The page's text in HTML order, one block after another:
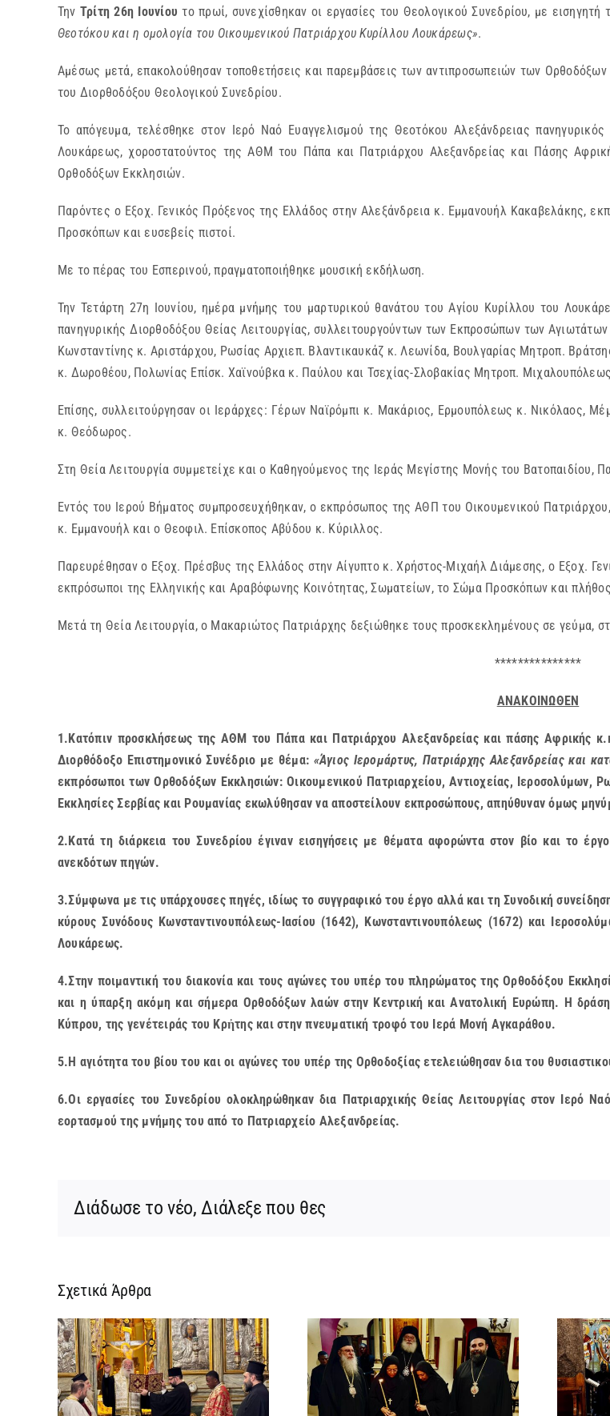
Την Τρίτη 26η Ιουνίου το πρωί, συνεχίσθηκαν οι εργασίες του Θεολογικού Συνεδρίου, με
Θεοτόκου και η ομολογία του Οικουμενικού Πατριάρχου Κυρίλλου Λουκάρεως».
Αμέσως μετά, επακολούθησαν τοποθετήσεις και παρεμβάσεις των αντιπροσωπειών των
του Διορθοδόξου Θεολογικού Συνεδρίου.
Το απόγευμα, τελέσθηκε στον Ιερό Ναό Ευαγγελισμού της Θεοτόκου Αλεξάνδρειας
Λουκάρεως, χοροστατούντος της ΑΘΜ του Πάπα και Πατριάρχου Αλεξανδρείας και Πάσης
Ορθοδόξων Εκκλησιών.
Παρόντες ο Εξοχ. Γενικός Πρόξενος της Ελλάδος στην Αλεξάνδρεια κ. Εμμανουήλ Κακαβελάκης,
Προσκόπων και ευσεβείς πιστοί.
Με το πέρας του Εσπερινού, πραγματοποιήθηκε μουσική εκδήλωση.
Την Τετάρτη 27η Ιουνίου, ημέρα μνήμης του μαρτυρικού θανάτου του Αγίου Κυρίλλου του
πανηγυρικής Διορθοδόξου Θείας Λειτουργίας, συλλειτουργούντων των Εκπροσώπων των
Κωνσταντίνης κ. Αριστάρχου, Ρωσίας Αρχιεπ. Βλαντικαυκάζ κ. Λεωνίδα, Βουλγαρίας Μητροπ.
κ. Δωροθέου, Πολωνίας Επίσκ. Χαϊνούβκα κ. Παύλου και Τσεχίας-Σλοβακίας Μητροπ.
Επίσης, συλλειτούργησαν οι Ιεράρχες: Γέρων Ναϊρόμπι κ. Μακάριος, Ερμουπόλεως κ. Νικόλαος,
κ. Θεόδωρος.
Στη Θεία Λειτουργία συμμετείχε και ο Καθηγούμενος της Ιεράς Μεγίστης Μονής του Βατοπαιδίου,
Εντός του Ιερού Βήματος συμπροσευχήθηκαν, ο εκπρόσωπος της ΑΘΠ του Οικουμενικού
κ. Εμμανουήλ και ο Θεοφιλ. Επίσκοπος Αβύδου κ. Κύριλλος.
Παρευρέθησαν ο Εξοχ. Πρέσβυς της Ελλάδος στην Αίγυπτο κ. Χρήστος-Μιχαήλ Διάμεσης, ο Εξοχ.
εκπρόσωποι της Ελληνικής και Αραβόφωνης Κοινότητας, Σωματείων, το Σώμα Προσκόπων και
Μετά τη Θεία Λειτουργία, ο Μακαριώτος Πατριάρχης δεξιώθηκε τους προσκεκλημένους σε γεύμα,
***************
ΑΝΑΚΟΙΝΩΘΕΝ
1.Κατόπιν προσκλήσεως της ΑΘΜ του Πάπα και Πατριάρχου Αλεξανδρείας και πάσης Αφρικής
Διορθόδοξο Επιστημονικό Συνέδριο με θέμα: «Άγιος Ιερομάρτυς, Πατριάρχης Αλεξανδρείας και
εκπρόσωποι των Ορθοδόξων Εκκλησιών: Οικουμενικού Πατριαρχείου, Αντιοχείας, Ιεροσολύμων,
Εκκλησίες Σερβίας και Ρουμανίας εκωλύθησαν να αποστείλουν εκπροσώπους, απηύθυναν όμως
2.Κατά τη διάρκεια του Συνεδρίου έγιναν εισηγήσεις με θέματα αφορώντα στον βίο και το
ανεκδότων πηγών.
3.Σύμφωνα με τις υπάρχουσες πηγές, ιδίως το συγγραφικό του έργο αλλά και τη Συνοδική
κύρους Συνόδους Κωνσταντινουπόλεως-Ιασίου (1642), Κωνσταντινουπόλεως (1672) και
Λουκάρεως.
4.Στην ποιμαντική του διακονία και τους αγώνες του υπέρ του πληρώματος της Ορθοδόξου
και η ύπαρξη ακόμη και σήμερα Ορθοδόξων λαών στην Κεντρική και Ανατολική Ευρώπη. Η δράση
Κύπρου, της γενέτειράς του Κρἠτης και στην πνευματική τροφό του Ιερά Μονή Αγκαράθου.
5.Η αγιότητα του βίου του και οι αγώνες του υπέρ της Ορθοδοξίας ετελειώθησαν δια του
6.Οι εργασίες του Συνεδρίου ολοκληρώθηκαν δια Πατριαρχικής Θείας Λειτουργίας στον Ιερό
εορτασμού της μνήμης του από το Πατριαρχείο Αλεξανδρείας.
Διάδωσε το νέο, Διάλεξε που θες
Σχετικά Άρθρα
Ίδρυση Γυναικείας
Ιεράς Πατριαρχικής
Νέος Αρχιμανδρίτης
και Πατριαρχική Τιμή